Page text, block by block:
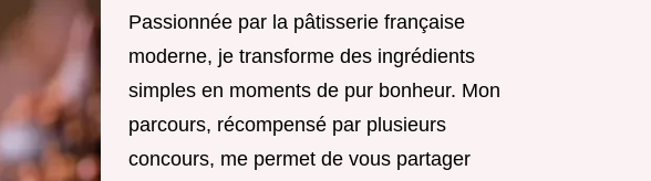
Passionnée par la pâtisserie française
moderne, je transforme des ingrédients
simples en moments de pur bonheur. Mon
parcours, récompensé par plusieurs
concours, me permet de vous partager